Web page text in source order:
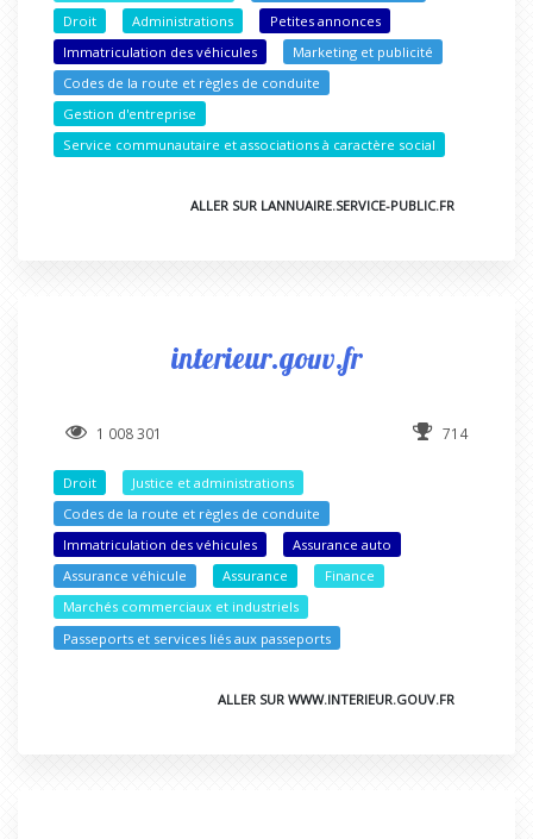
Droit
Administrations
Petites annonces
Immatriculation des véhicules
Marketing et publicité
Codes de la route et règles de conduite
Gestion d'entreprise
Service communautaire et associations à caractère social
ALLER SUR LANNUAIRE.SERVICE-PUBLIC.FR
interieur.gouv.fr
1 008 301 714
Droit
Justice et administrations
Codes de la route et règles de conduite
Immatriculation des véhicules
Assurance auto
Assurance véhicule
Assurance
Finance
Marchés commerciaux et industriels
Passeports et services liés aux passeports
ALLER SUR WWW.INTERIEUR.GOUV.FR